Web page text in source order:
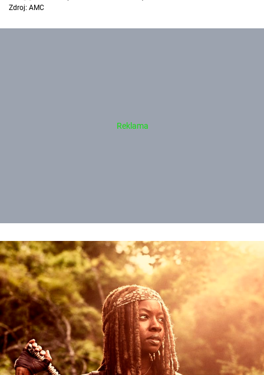
Zdroj: AMC